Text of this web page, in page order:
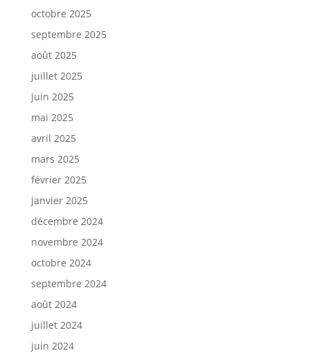
octobre 2025
septembre 2025
août 2025
juillet 2025
juin 2025
mai 2025
avril 2025
mars 2025
février 2025
janvier 2025
décembre 2024
novembre 2024
octobre 2024
septembre 2024
août 2024
juillet 2024
juin 2024